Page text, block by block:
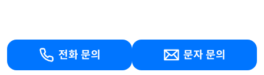
전화 문의 문자 문의